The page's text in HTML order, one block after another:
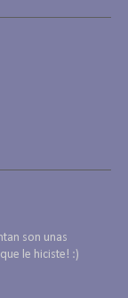
son unas
le hiciste! :)